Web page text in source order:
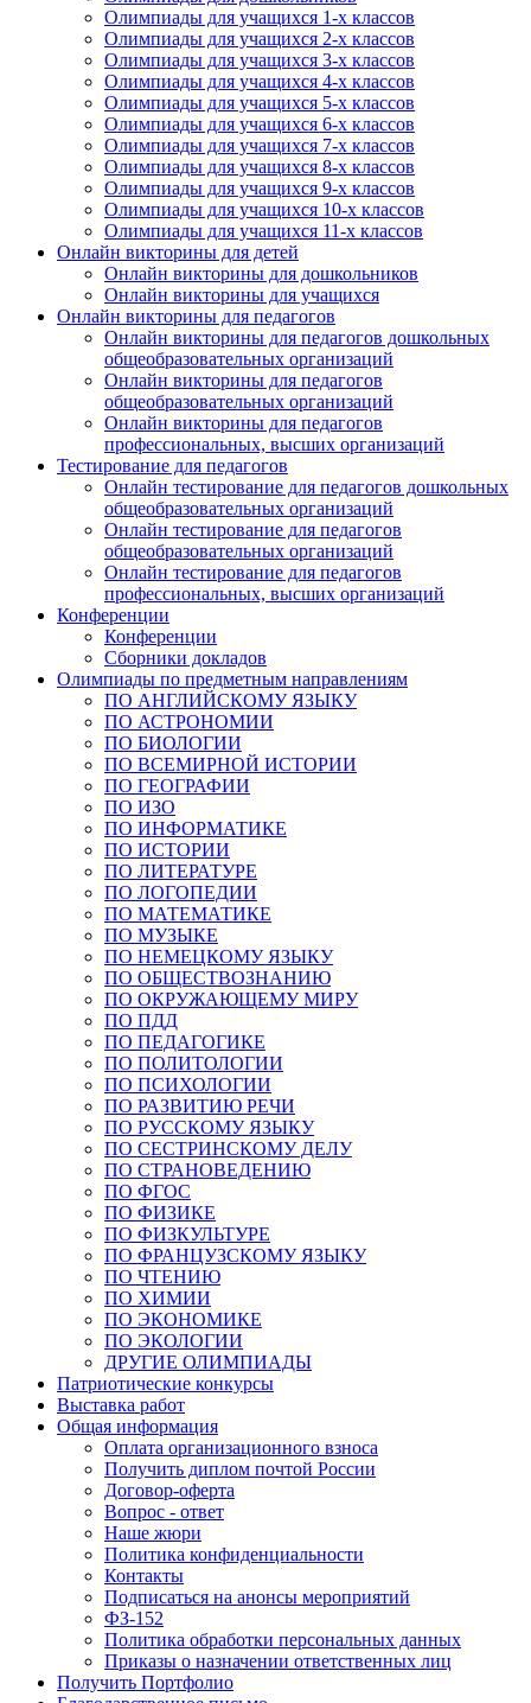
Олимпиады для учащихся 1-х классов
Олимпиады для учащихся 2-х классов
Олимпиады для учащихся 3-х классов
Олимпиады для учащихся 4-х классов
Олимпиады для учащихся 5-х классов
Олимпиады для учащихся 6-х классов
Олимпиады для учащихся 7-х классов
Олимпиады для учащихся 8-х классов
Олимпиады для учащихся 9-х классов
Олимпиады для учащихся 10-х классов
Олимпиады для учащихся 11-х классов
Онлайн викторины для детей
Онлайн викторины для дошкольников
Онлайн викторины для учащихся
Онлайн викторины для педагогов
Онлайн викторины для педагогов дошкольных
общеобразовательных организаций
Онлайн викторины для педагогов
общеобразовательных организаций
Онлайн викторины для педагогов
профессиональных, высших организаций
Тестирование для педагогов
Онлайн тестирование для педагогов дошкольных
общеобразовательных организаций
Онлайн тестирование для педагогов
общеобразовательных организаций
Онлайн тестирование для педагогов
профессиональных, высших организаций
Конференции
Конференции
Сборники докладов
Олимпиады по предметным направлениям
ПО АНГЛИЙСКОМУ ЯЗЫКУ
ПО АСТРОНОМИИ
ПО БИОЛОГИИ
ПО ВСЕМИРНОЙ ИСТОРИИ
ПО ГЕОГРАФИИ
ПО ИЗО
ПО ИНФОРМАТИКЕ
ПО ИСТОРИИ
ПО ЛИТЕРАТУРЕ
ПО ЛОГОПЕДИИ
ПО МАТЕМАТИКЕ
ПО МУЗЫКЕ
ПО НЕМЕЦКОМУ ЯЗЫКУ
ПО ОБЩЕСТВОЗНАНИЮ
ПО ОКРУЖАЮЩЕМУ МИРУ
ПО ПДД
ПО ПЕДАГОГИКЕ
ПО ПОЛИТОЛОГИИ
ПО ПСИХОЛОГИИ
ПО РАЗВИТИЮ РЕЧИ
ПО РУССКОМУ ЯЗЫКУ
ПО СЕСТРИНСКОМУ ДЕЛУ
ПО СТРАНОВЕДЕНИЮ
ПО ФГОС
ПО ФИЗИКЕ
ПО ФИЗКУЛЬТУРЕ
ПО ФРАНЦУЗСКОМУ ЯЗЫКУ
ПО ЧТЕНИЮ
ПО ХИМИИ
ПО ЭКОНОМИКЕ
ПО ЭКОЛОГИИ
ДРУГИЕ ОЛИМПИАДЫ
Патриотические конкурсы
Выставка работ
Общая информация
Оплата организационного взноса
Получить диплом почтой России
Договор-оферта
Вопрос - ответ
Наше жюри
Политика конфиденциальности
Контакты
Подписаться на анонсы мероприятий
ФЗ-152
Политика обработки персональных данных
Приказы о назначении ответственных лиц
Получить Портфолио